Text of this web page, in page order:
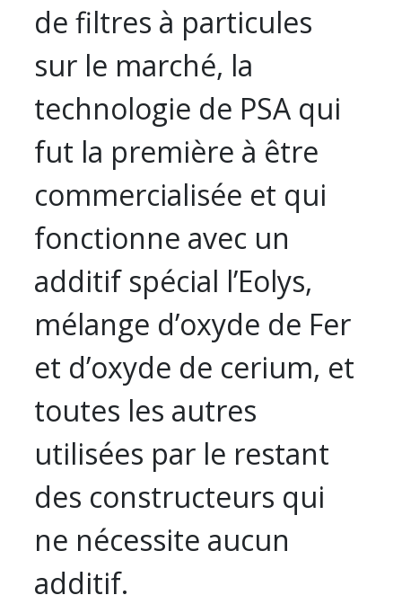
de filtres à particules
sur le marché, la
technologie de PSA qui
fut la première à être
commercialisée et qui
fonctionne avec un
additif spécial l’Eolys,
mélange d’oxyde de Fer
et d’oxyde de cerium, et
toutes les autres
utilisées par le restant
des constructeurs qui
ne nécessite aucun
additif.